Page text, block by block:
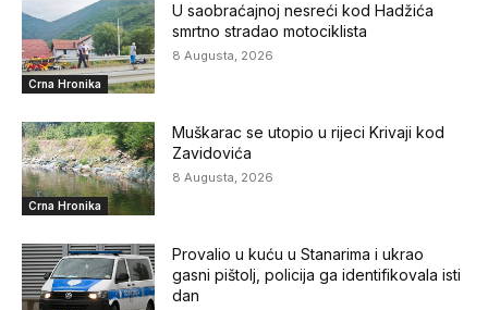
Crna Hronika
U saobraćajnoj nesreći kod Hadžića
smrtno stradao motociklista
8 Augusta, 2026
Crna Hronika
Muškarac se utopio u rijeci Krivaji kod
Zavidovića
8 Augusta, 2026
Provalio u kuću u Stanarima i ukrao
gasni pištolj, policija ga identifikovala isti
dan